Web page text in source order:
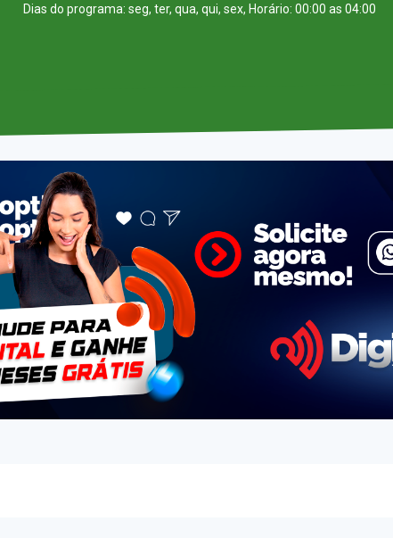
Dias do programa: seg, ter, qua, qui, sex, Horário: 00:00 as 04:00